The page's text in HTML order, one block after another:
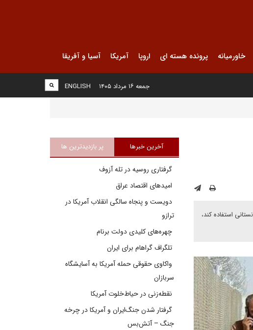
خاورمیانه پرونده هسته ای اروپا آمریکا آسیا و آفریقا
ENGLISH جمعه ۱۶ مرداد ۱۴۰۵
استفاده کند،
آخرین خبرها پر بازدیدترین ها
گرفتاری روسیه در تله آزوف
امیدهای اقتصاد عراق
دویست و پنجاه سالگی انقلاب آمریکا در
ترازو
چهره‌های کلیدی دولت برنام
تلگراف گراهام برای ایران
واکاوی حقوقی حمله آمریکا به آسایشگاه
سربازان
نقطه‌زنی در حیاط‌خلوت آمریکا
گرفتار شدن جنگ‌ایران و آمریکا در چرخه
جنگ – آتش‌بس